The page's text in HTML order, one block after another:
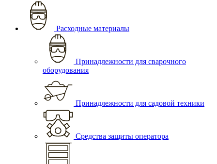
Расходные материалы
Принадлежности для сварочного
оборудования
Принадлежности для садовой техники
Средства защиты оператора